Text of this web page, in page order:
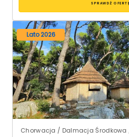
SPRAWDŹ OFERTĘ
Lato 2026
Chorwacja / Dalmacja Środkowa